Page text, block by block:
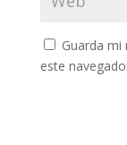
Guarda
este